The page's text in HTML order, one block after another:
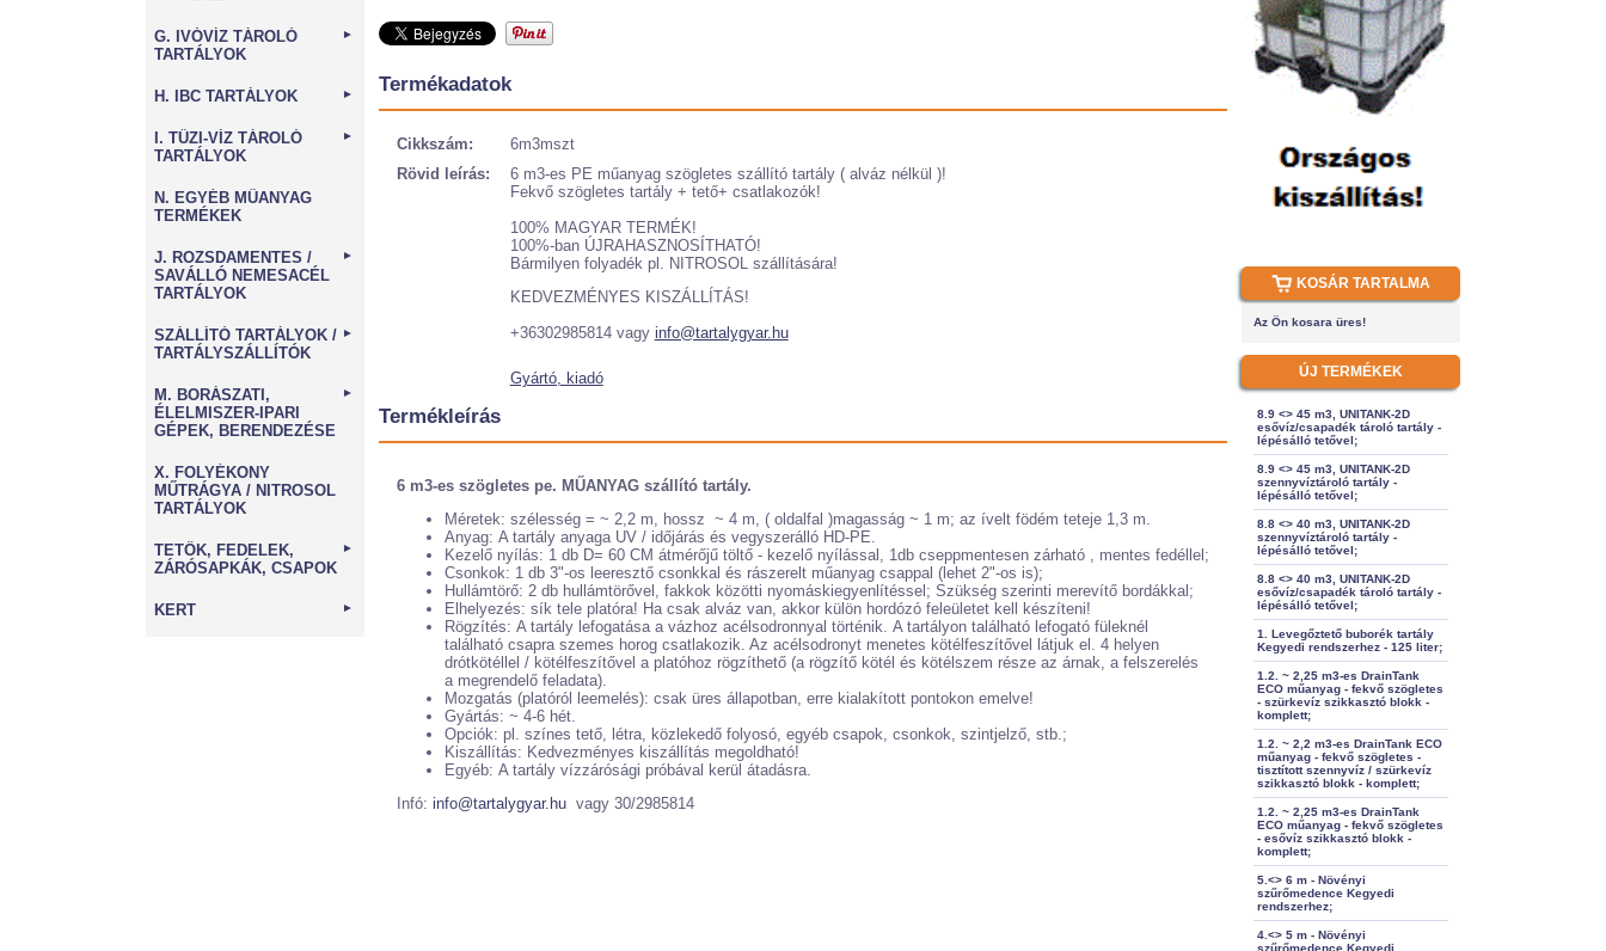
G. IVÓVÍZ TÁROLÓ
TARTÁLYOK
►
H. IBC TARTÁLYOK ►
I. TŰZI-VÍZ TÁROLÓ
TARTÁLYOK
►
N. EGYÉB MŰANYAG
TERMÉKEK
J. ROZSDAMENTES /
SAVÁLLÓ NEMESACÉL
TARTÁLYOK
►
SZÁLLÍTÓ TARTÁLYOK /
TARTÁLYSZÁLLÍTÓK
►
M. BORÁSZATI,
ÉLELMISZER-IPARI
GÉPEK, BERENDEZÉSE
►
X. FOLYÉKONY
MŰTRÁGYA / NITROSOL
TARTÁLYOK
TETŐK, FEDELEK,
ZÁRÓSAPKÁK, CSAPOK
►
KERT ►
Termékadatok
Cikkszám:
6m3mszt
Rövid leírás:
6 m3-es PE műanyag szögletes szállító tartály ( alváz nélkül )!
Fekvő szögletes tartály + tető+ csatlakozók!
100% MAGYAR TERMÉK!
100%-ban ÚJRAHASZNOSÍTHATÓ!
Bármilyen folyadék pl. NITROSOL szállítására!
KEDVEZMÉNYES KISZÁLLÍTÁS!
+36302985814 vagy info@tartalygyar.hu
Gyártó, kiadó
Termékleírás
6 m3-es szögletes pe. MŰANYAG szállító tartály.
Méretek: szélesség = ~ 2,2 m, hossz ~ 4 m, ( oldalfal )magasság ~ 1 m; az ívelt födém teteje 1,3 m.
Anyag: A tartály anyaga UV / időjárás és vegyszerálló HD-PE.
Kezelő nyílás: 1 db D= 60 CM átmérőjű töltő - kezelő nyílással, 1db cseppmentesen zárható , mentes fedéllel;
Csonkok: 1 db 3"-os leeresztő csonkkal és rászerelt műanyag csappal (lehet 2"-os is);
Hullámtörő: 2 db hullámtörővel, fakkok közötti nyomáskiegyenlítéssel; Szükség szerinti merevítő bordákkal;
Elhelyezés: sík tele platóra! Ha csak alváz van, akkor külön hordózó feleületet kell készíteni!
Rögzítés: A tartály lefogatása a vázhoz acélsodronnyal történik. A tartályon található lefogató füleknél
található csapra szemes horog csatlakozik. Az acélsodronyt menetes kötélfeszítővel látjuk el. 4 helyen
drótkötéllel / kötélfeszítővel a platóhoz rögzíthető (a rögzítő kötél és kötélszem része az árnak, a felszerelés
a megrendelő feladata).
Mozgatás (platóról leemelés): csak üres állapotban, erre kialakított pontokon emelve!
Gyártás: ~ 4-6 hét.
Opciók: pl. színes tető, létra, közlekedő folyosó, egyéb csapok, csonkok, szintjelző, stb.;
Kiszállítás: Kedvezményes kiszállítás megoldható!
Egyéb: A tartály vízzárósági próbával kerül átadásra.
Infó: info@tartalygyar.huvagy 30/2985814
KOSÁR TARTALMA
Az Ön kosara üres!
ÚJ TERMÉKEK
8.9 <> 45 m3, UNITANK-2D
esővíz/csapadék tároló tartály -
lépésálló tetővel;
8.9 <> 45 m3, UNITANK-2D
szennyvíztároló tartály -
lépésálló tetővel;
8.8 <> 40 m3, UNITANK-2D
szennyvíztároló tartály -
lépésálló tetővel;
8.8 <> 40 m3, UNITANK-2D
esővíz/csapadék tároló tartály -
lépésálló tetővel;
1. Levegőztető buborék tartály
Kegyedi rendszerhez - 125 liter;
1.2. ~ 2,25 m3-es DrainTank
ECO műanyag - fekvő szögletes
- szürkevíz szikkasztó blokk -
komplett;
1.2. ~ 2,2 m3-es DrainTank ECO
műanyag - fekvő szögletes -
tisztított szennyvíz / szürkevíz
szikkasztó blokk - komplett;
1.2. ~ 2,25 m3-es DrainTank
ECO műanyag - fekvő szögletes
- esővíz szikkasztó blokk -
komplett;
5.<> 6 m - Növényi
szűrőmedence Kegyedi
rendszerhez;
4.<> 5 m - Növényi